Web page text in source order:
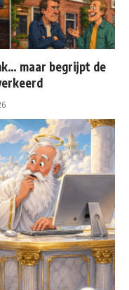
maar begrijpt de